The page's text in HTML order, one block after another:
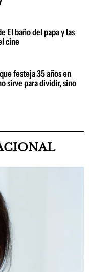
El baño del papa y las
cine
festeja 35 años en
sirve para dividir, sino